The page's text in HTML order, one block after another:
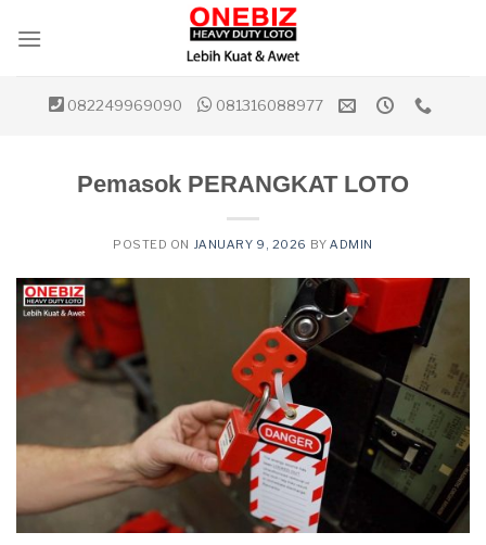
082249969090 081316088977
Pemasok PERANGKAT LOTO
POSTED ON JANUARY 9, 2026 BYADMIN